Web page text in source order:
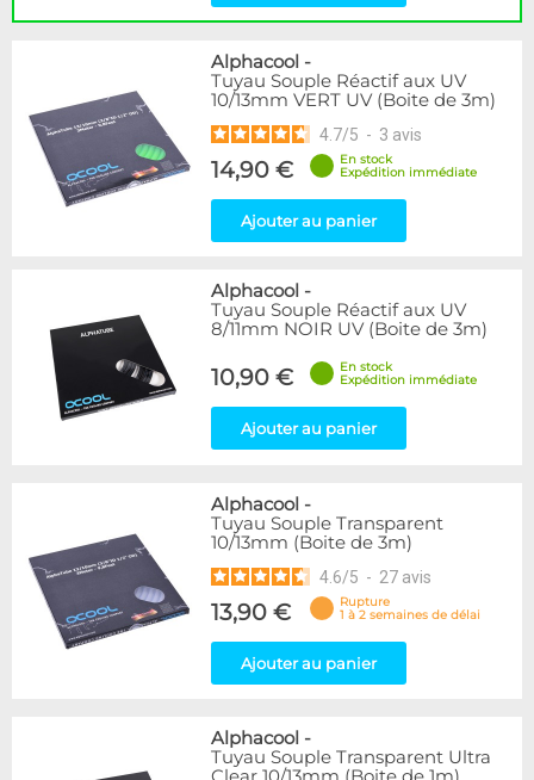
Alphacool -
Tuyau Souple Réactif aux UV
10/13mm VERT UV (Boite de 3m)
4.7/5 - 3 avis
14,90 €
En stock
Expédition immédiate
Ajouter au panier
Alphacool -
Tuyau Souple Réactif aux UV
8/11mm NOIR UV (Boite de 3m)
10,90 €
En stock
Expédition immédiate
Ajouter au panier
Alphacool -
Tuyau Souple Transparent
10/13mm (Boite de 3m)
4.6/5 - 27 avis
13,90 €
Rupture
1 à 2 semaines de délai
Ajouter au panier
Alphacool -
Tuyau Souple Transparent Ultra